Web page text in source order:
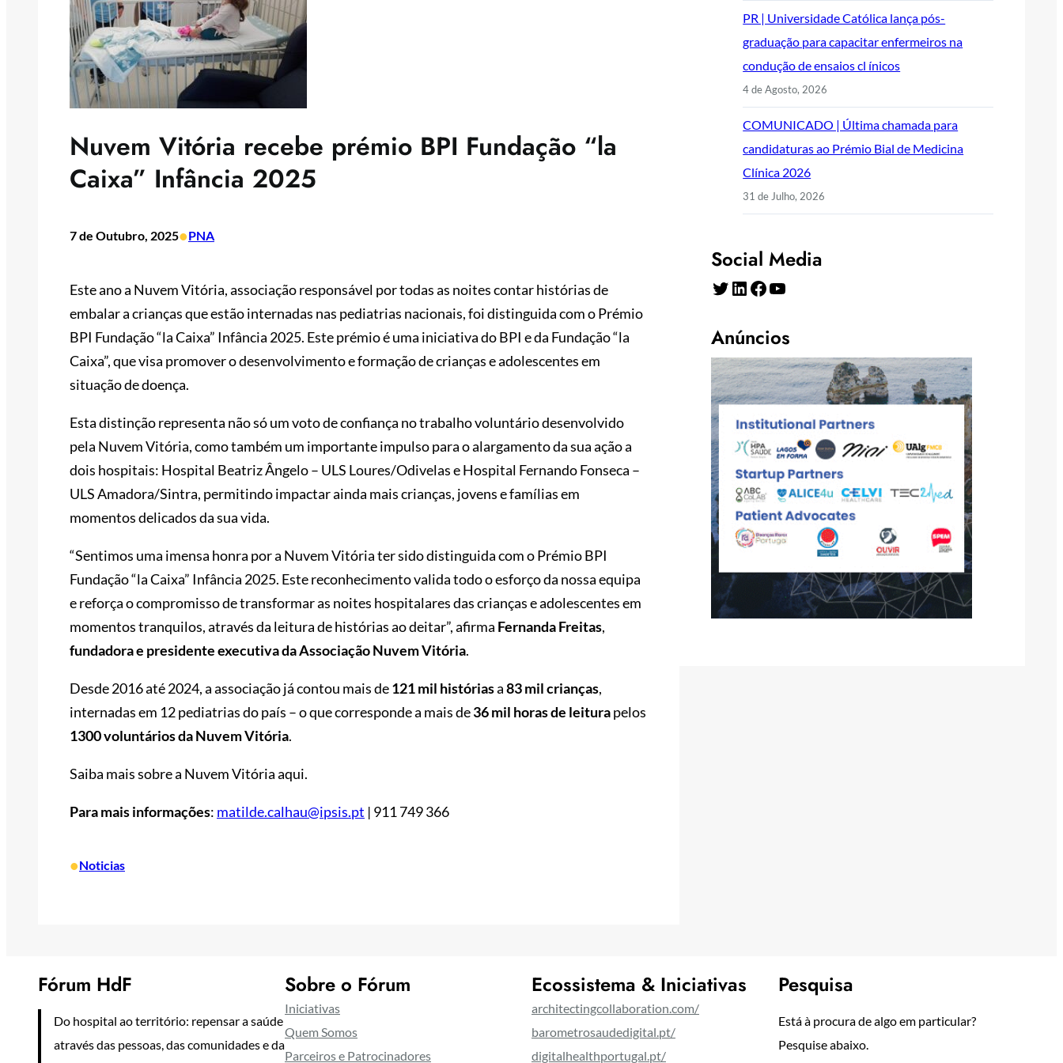
Nuvem Vitória recebe prémio BPI Fundação “la
Caixa” Infância 2025
7 de Outubro, 2025•PNA
Este ano a Nuvem Vitória, associação responsável por todas as noites contar histórias de
embalar a crianças que estão internadas nas pediatrias nacionais, foi distinguida com o Prémio
BPI Fundação “la Caixa” Infância 2025. Este prémio é uma iniciativa do BPI e da Fundação “la
Caixa”, que visa promover o desenvolvimento e formação de crianças e adolescentes em
situação de doença.
Esta distinção representa não só um voto de confiança no trabalho voluntário desenvolvido
pela Nuvem Vitória, como também um importante impulso para o alargamento da sua ação a
dois hospitais: Hospital Beatriz Ângelo – ULS Loures/Odivelas e Hospital Fernando Fonseca –
ULS Amadora/Sintra, permitindo impactar ainda mais crianças, jovens e famílias em
momentos delicados da sua vida.
“Sentimos uma imensa honra por a Nuvem Vitória ter sido distinguida com o Prémio BPI
Fundação “la Caixa” Infância 2025. Este reconhecimento valida todo o esforço da nossa equipa
e reforça o compromisso de transformar as noites hospitalares das crianças e adolescentes em
momentos tranquilos, através da leitura de histórias ao deitar”, afirma Fernanda Freitas,
fundadora e presidente executiva da Associação Nuvem Vitória.
Desde 2016 até 2024, a associação já contou mais de121 mil históriasa83 mil crianças,
internadas em 12 pediatrias do país – o que corresponde a mais de36 mil horas de leiturapelos
1300 voluntários da Nuvem Vitória.
Saiba mais sobre a Nuvem Vitória aqui.
Para mais informações: matilde.calhau@ipsis.pt | 911 749 366
•Noticias
PR | Universidade Católica lança pós-
graduação para capacitar enfermeiros na
condução de ensaios cl ínicos
4 de Agosto, 2026
COMUNICADO | Última chamada para
candidaturas ao Prémio Bial de Medicina
Clínica 2026
31 de Julho, 2026
Social Media
Twitter LinkedIn Facebook YouTube
Anúncios
Fórum HdF
Do hospital ao território: repensar a saúde
através das pessoas, das comunidades e da
Sobre o Fórum
Iniciativas
Quem Somos
Parceiros e Patrocinadores
Ecossistema & Iniciativas
architectingcollaboration.com/
barometrosaudedigital.pt/
digitalhealthportugal.pt/
Pesquisa
Está à procura de algo em particular?
Pesquise abaixo.